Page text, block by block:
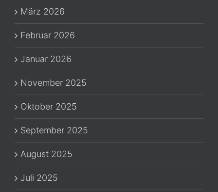
März 2026
Februar 2026
Januar 2026
November 2025
Oktober 2025
September 2025
August 2025
Juli 2025